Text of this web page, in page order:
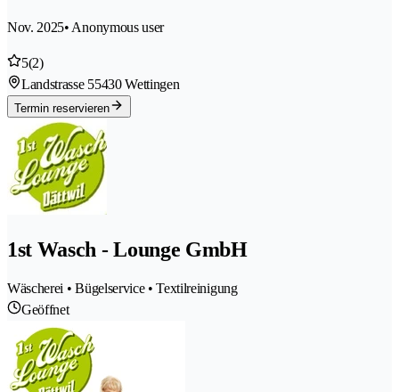
Nov. 2025• Anonymous user
5(2)
Landstrasse 55430 Wettingen
Termin reservieren
1st Wasch - Lounge GmbH
Wäscherei • Bügelservice • Textilreinigung
Geöffnet